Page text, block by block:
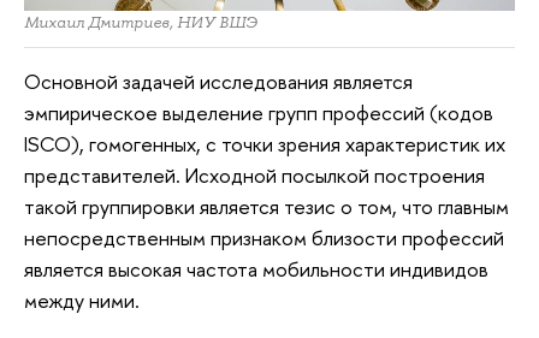
Михаил Дмитриев, НИУ ВШЭ
Основной задачей исследования является
эмпирическое выделение групп профессий (кодов
ISCO), гомогенных, с точки зрения характеристик их
представителей. Исходной посылкой построения
такой группировки является тезис о том, что главным
непосредственным признаком близости профессий
является высокая частота мобильности индивидов
между ними.